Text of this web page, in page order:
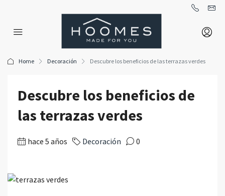
Home Decoración Descubre los beneficios de las terrazas verdes
Descubre los beneficios de
las terrazas verdes
hace 5 años Decoración 0